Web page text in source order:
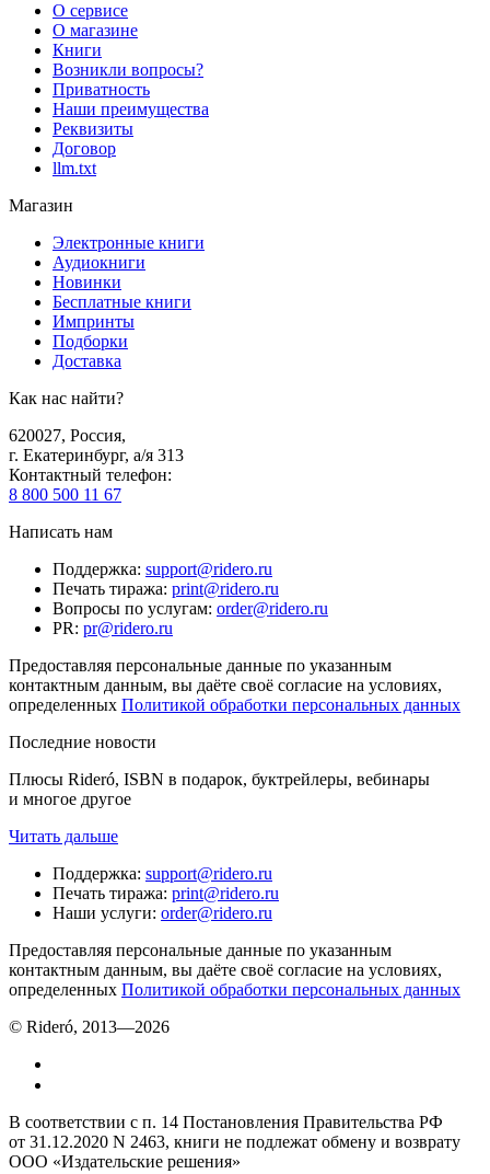
О сервисе
О магазине
Книги
Возникли вопросы?
Приватность
Наши преимущества
Реквизиты
Договор
llm.txt
Магазин
Электронные книги
Аудиокниги
Новинки
Бесплатные книги
Импринты
Подборки
Доставка
Как нас найти?
620027, Россия,
г. Екатеринбург, а/я 313
Контактный телефон:
8 800 500 11 67
Написать нам
Поддержка: support@ridero.ru
Печать тиража: print@ridero.ru
Вопросы по услугам: order@ridero.ru
PR: pr@ridero.ru
Предоставляя персональные данные по указанным
контактным данным, вы даёте своё согласие на условиях,
определенных Политикой обработки персональных данных
Последние новости
Плюсы Rideró, ISBN в подарок, буктрейлеры, вебинары
и многое другое
Читать дальше
Поддержка: support@ridero.ru
Печать тиража: print@ridero.ru
Наши услуги: order@ridero.ru
Предоставляя персональные данные по указанным
контактным данным, вы даёте своё согласие на условиях,
определенных Политикой обработки персональных данных
© Rideró, 2013—2026
В соответствии с п. 14 Постановления Правительства РФ
от 31.12.2020 N 2463, книги не подлежат обмену и возврату
ООО «Издательские решения»